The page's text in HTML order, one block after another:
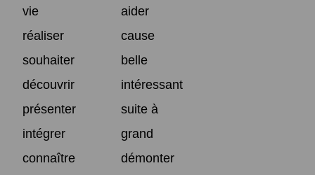
vie
aider
réaliser
cause
souhaiter
belle
découvrir
intéressant
présenter
suite à
intégrer
grand
connaître
démonter